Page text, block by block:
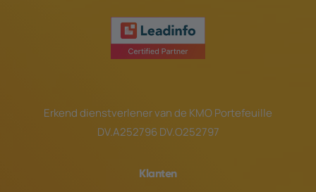
Erkend dienstverlener van de KMO Portefeuille
DV.A252796 DV.O252797
Klanten